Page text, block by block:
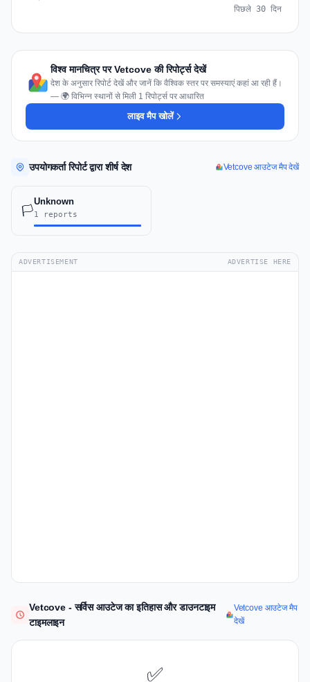
पिछले 30 दिन
विश्व मानचित्र पर Vetcove की रिपोर्ट्स देखें
देश के अनुसार रिपोर्ट देखें और जानें कि वैश्विक स्तर पर समस्याएं कहां आ रही हैं।
— 🌍 विभिन्न स्थानों से मिली 1 रिपोर्ट्स पर आधारित
लाइव मैप खोलें
उपयोगकर्ता रिपोर्ट द्वारा शीर्ष देश Vetcove आउटेज मैप देखें
🏳️
Unknown
1 reports
ADVERTISEMENT ADVERTISE HERE
Vetcove - सर्विस आउटेज का इतिहास और डाउनटाइम
टाइमलाइन
Vetcove आउटेज मैप
देखें
✅